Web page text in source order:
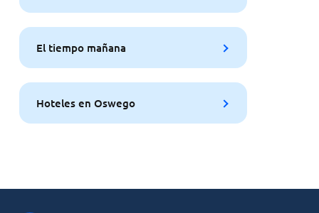
El tiempo mañana
Hoteles en Oswego